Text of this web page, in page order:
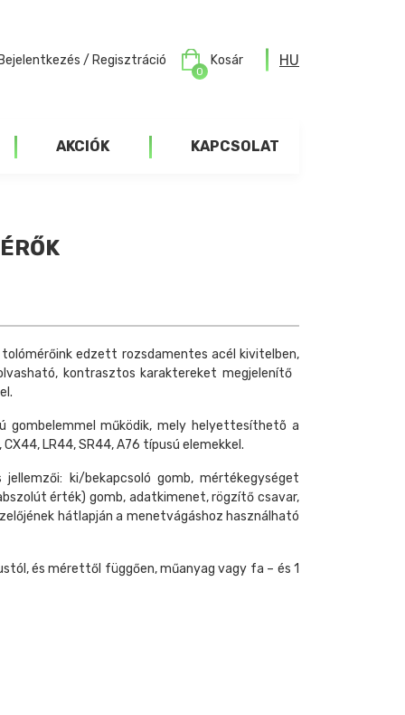
/ Regisztráció
0
Kosár HU
AKCIÓK KAPCSOLAT
edzett rozsdamentes acél kivitelben,
kontrasztos karaktereket megjelenítő
gombelemmel működik, mely helyettesíthetõ a
LR44, SR44, A76 típusú elemekkel.
ki/bekapcsoló gomb, mértékegységet
érték) gomb, adatkimenet, rögzítő csavar,
hátlapján a menetvágáshoz használható
és mérettől függően, műanyag vagy fa – és 1